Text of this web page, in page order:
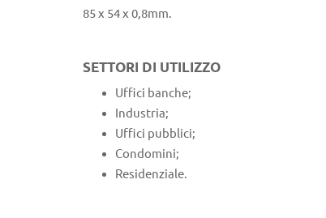
85 x 54 x 0,8mm.
SETTORI DI UTILIZZO
Uffici banche;
Industria;
Uffici pubblici;
Condomini;
Residenziale.